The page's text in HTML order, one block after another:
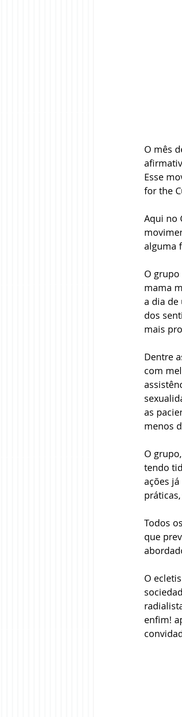
O mês
Esse
for the
Aqui no
alguma
O
mama
a dia de
dos
mais
Dentre
com
as
menos
O
tendo
ações
Todos
que
O
enfim!